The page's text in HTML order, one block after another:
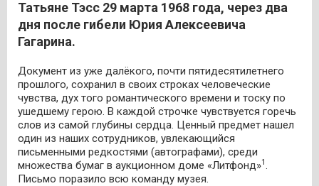
Татьяне Тэсс 29 марта 1968 года, через два
дня после гибели Юрия Алексеевича
Гагарина.
Документ из уже далёкого, почти пятидесятилетнего
прошлого, сохранил в своих строках человеческие
чувства, дух того романтического времени и тоску по
ушедшему герою. В каждой строчке чувствуется горечь
слов из самой глубины сердца. Ценный предмет нашел
один из наших сотрудников, увлекающийся
письменными редкостями (автографами), среди
множества бумаг в аукционном доме «Литфонд»1.
Письмо поразило всю команду музея.